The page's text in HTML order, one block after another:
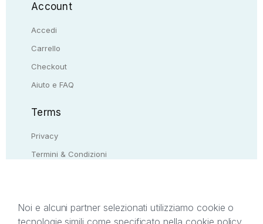
Account
Accedi
Carrello
Checkout
Aiuto e FAQ
Terms
Privacy
Termini & Condizioni
Noi e alcuni partner selezionati utilizziamo cookie o
tecnologie simili come specificato nella cookie policy.